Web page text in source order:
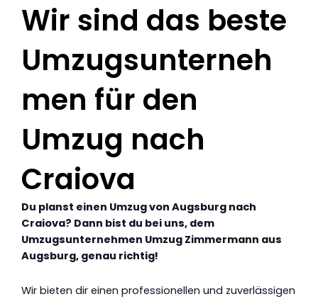
Wir sind das beste
Umzugsunterneh
men für den
Umzug nach
Craiova
Du planst einen Umzug von Augsburg nach
Craiova? Dann bist du bei uns, dem
Umzugsunternehmen Umzug Zimmermann aus
Augsburg, genau richtig!
Wir bieten dir einen professionellen und zuverlässigen